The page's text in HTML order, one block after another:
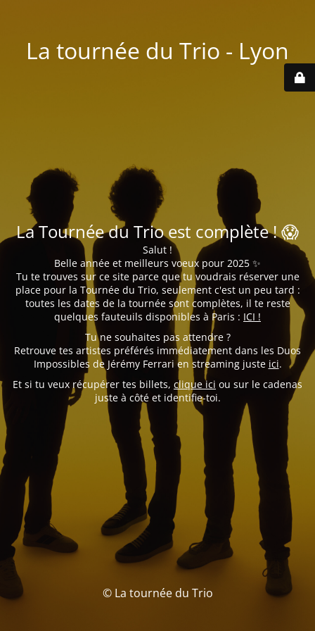
La tournée du Trio - Lyon
La Tournée du Trio est complète ! 😱
Salut !
Belle année et meilleurs voeux pour 2025 ✨
Tu te trouves sur ce site parce que tu voudrais réserver une
place pour la Tournée du Trio, seulement c'est un peu tard :
toutes les dates de la tournée sont complètes, il te reste
quelques fauteuils disponibles à Paris : ICI !
Tu ne souhaites pas attendre ?
Retrouve tes artistes préférés immédiatement dans les Duos
Impossibles de Jérémy Ferrari en streaming juste ici.
Et si tu veux récupérer tes billets, clique ici ou sur le cadenas
juste à côté et identifie-toi.
© La tournée du Trio